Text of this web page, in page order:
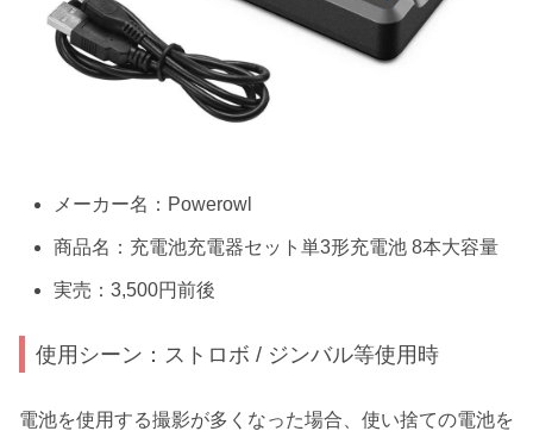
メーカー名：Powerowl
商品名：充電池充電器セット単3形充電池 8本大容量
実売：3,500円前後
使用シーン：ストロボ / ジンバル等使用時
電池を使用する撮影が多くなった場合、使い捨ての電池を